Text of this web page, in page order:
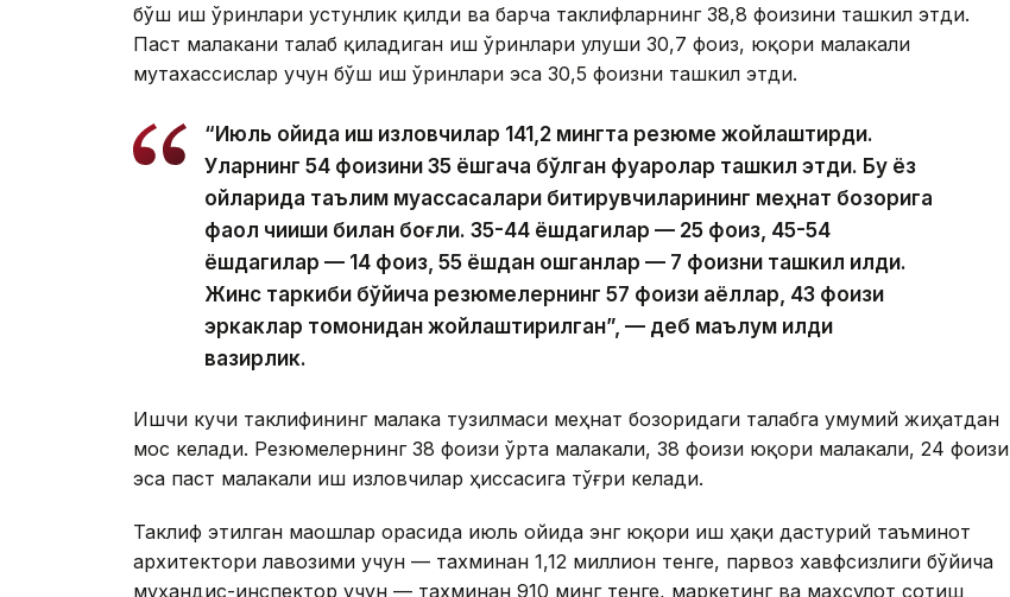
бўш иш ўринлари устунлик қилди ва барча таклифларнинг 38,8 фоизини ташкил этди.
Паст малакани талаб қиладиган иш ўринлари улуши 30,7 фоиз, юқори малакали
мутахассислар учун бўш иш ўринлари эса 30,5 фоизни ташкил этди.
“Июль ойида иш изловчилар 141,2 мингта резюме жойлаштирди.
Уларнинг 54 фоизини 35 ёшгача бўлган фуқаролар ташкил этди. Бу ёз
ойларида таълим муассасалари битирувчиларининг меҳнат бозорига
фаол чиқиши билан боғлиқ. 35-44 ёшдагилар — 25 фоиз, 45-54
ёшдагилар — 14 фоиз, 55 ёшдан ошганлар — 7 фоизни ташкил қилди.
Жинс таркиби бўйича резюмелернинг 57 фоизи аёллар, 43 фоизи
эркаклар томонидан жойлаштирилган”, — деб маълум қилди
вазирлик.
Ишчи кучи таклифининг малака тузилмаси меҳнат бозоридаги талабга умумий жиҳатдан
мос келади. Резюмелернинг 38 фоизи ўрта малакали, 38 фоизи юқори малакали, 24 фоизи
эса паст малакали иш изловчилар ҳиссасига тўғри келади.
Таклиф этилган маошлар орасида июль ойида энг юқори иш ҳақи дастурий таъминот
архитектори лавозими учун — тахминан 1,12 миллион тенге, парвоз хавфсизлиги бўйича
муҳандис-инспектор учун — тахминан 910 минг тенге, маркетинг ва маҳсулот сотиш